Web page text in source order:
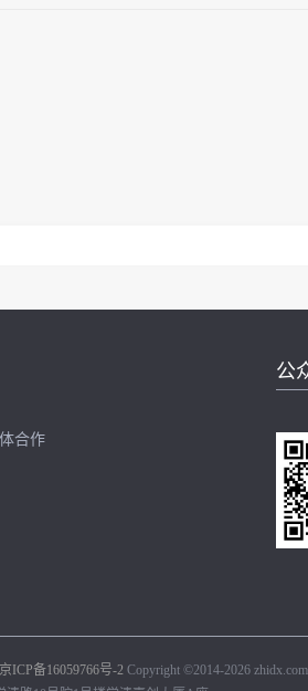
合作
公
京ICP备16059766号-2Copyright ©2014-2026